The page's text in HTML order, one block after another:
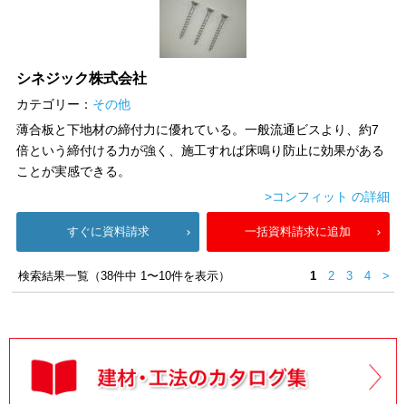
シネジック株式会社
カテゴリー： その他
薄合板と下地材の締付力に優れている。一般流通ビスより、約7
倍という締付ける力が強く、施工すれば床鳴り防止に効果がある
ことが実感できる。
>コンフィット の詳細
すぐに資料請求 一括資料請求に追加
検索結果一覧（38件中 1〜10件を表示） 1 2 3 4 >